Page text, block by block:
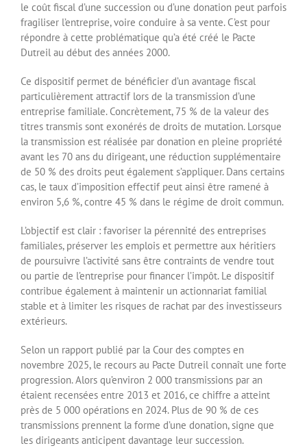
le coût fiscal d’une succession ou d’une donation peut parfois
fragiliser l’entreprise, voire conduire à sa vente. C’est pour
répondre à cette problématique qu’a été créé le Pacte
Dutreil au début des années 2000.
Ce dispositif permet de bénéficier d’un avantage fiscal
particulièrement attractif lors de la transmission d’une
entreprise familiale. Concrètement, 75 % de la valeur des
titres transmis sont exonérés de droits de mutation. Lorsque
la transmission est réalisée par donation en pleine propriété
avant les 70 ans du dirigeant, une réduction supplémentaire
de 50 % des droits peut également s’appliquer. Dans certains
cas, le taux d’imposition effectif peut ainsi être ramené à
environ 5,6 %, contre 45 % dans le régime de droit commun.
L’objectif est clair : favoriser la pérennité des entreprises
familiales, préserver les emplois et permettre aux héritiers
de poursuivre l’activité sans être contraints de vendre tout
ou partie de l’entreprise pour financer l’impôt. Le dispositif
contribue également à maintenir un actionnariat familial
stable et à limiter les risques de rachat par des investisseurs
extérieurs.
Selon un rapport publié par la Cour des comptes en
novembre 2025, le recours au Pacte Dutreil connaît une forte
progression. Alors qu’environ 2 000 transmissions par an
étaient recensées entre 2013 et 2016, ce chiffre a atteint
près de 5 000 opérations en 2024. Plus de 90 % de ces
transmissions prennent la forme d’une donation, signe que
les dirigeants anticipent davantage leur succession.